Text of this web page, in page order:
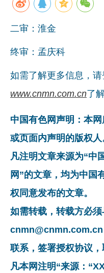
二审：淮金
终审：孟庆科
如需了解更多信息，请
www.cnmn.com.cn了
中国有色网声明：本
或页面内声明的版权人
凡注明文章来源为“中
网”的文章，均为中国
权同意发布的文章。
如需转载，转载方必须
cnmn@cnmn.com.cn
联系，签署授权协议，
凡本网注明“来源：